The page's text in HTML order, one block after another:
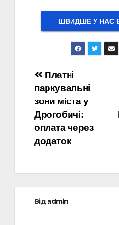
ШВИДШЕ У НАС В
Навігація
записів
Платні
паркувальні
зони міста у
Дрогобичі:
оплата через
додаток
Відadmin